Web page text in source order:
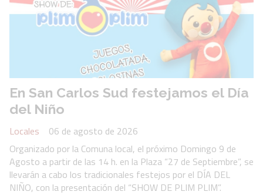
En San Carlos Sud festejamos el Día
del Niño
Locales
06 de agosto de 2026
Organizado por la Comuna local, el próximo Domingo 9 de
Agosto a partir de las 14 h. en la Plaza “27 de Septiembre”, se
llevarán a cabo los tradicionales festejos por el DÍA DEL
NIÑO, con la presentación del “SHOW DE PLIM PLIM”.